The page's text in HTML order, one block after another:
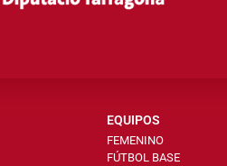
EQUIPOS
FEMENINO
FÚTBOL BASE